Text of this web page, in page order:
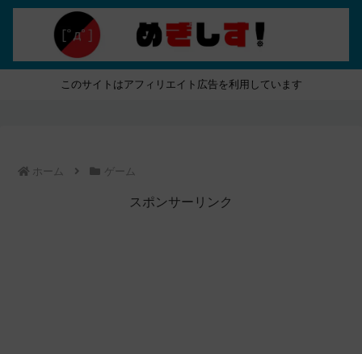
このサイトはアフィリエイト広告を利用しています
ホーム ゲーム
スポンサーリンク